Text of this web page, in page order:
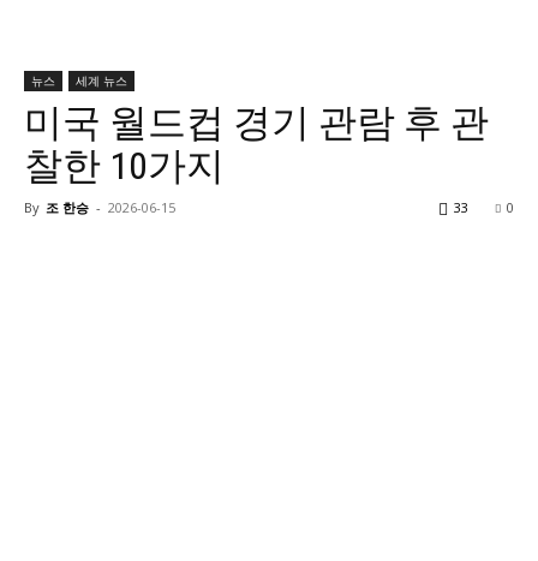
뉴스 세계 뉴스
미국 월드컵 경기 관람 후 관
찰한 10가지
By 조 한승 - 2026-06-15 0
33